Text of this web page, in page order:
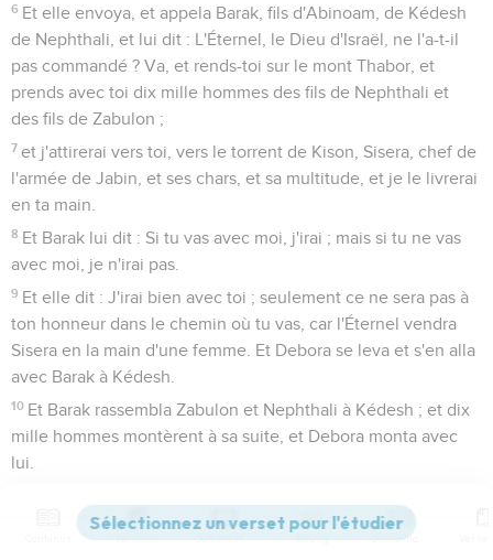
6 Et elle envoya, et appela Barak, fils d'Abinoam, de Kédesh
de Nephthali, et lui dit : L'Éternel, le Dieu d'Israël, ne l'a-t-il
pas commandé ? Va, et rends-toi sur le mont Thabor, et
prends avec toi dix mille hommes des fils de Nephthali et
des fils de Zabulon ;
7 et j'attirerai vers toi, vers le torrent de Kison, Sisera, chef de
l'armée de Jabin, et ses chars, et sa multitude, et je le livrerai
en ta main.
8 Et Barak lui dit : Si tu vas avec moi, j'irai ; mais si tu ne vas
avec moi, je n'irai pas.
9 Et elle dit : J'irai bien avec toi ; seulement ce ne sera pas à
ton honneur dans le chemin où tu vas, car l'Éternel vendra
Sisera en la main d'une femme. Et Debora se leva et s'en alla
avec Barak à Kédesh.
10 Et Barak rassembla Zabulon et Nephthali à Kédesh ; et dix
mille hommes montèrent à sa suite, et Debora monta avec
lui.
Hobab, beau-père de Moïse, et avait dressé sa tente jusqu'au
Versions Commentaires Strong